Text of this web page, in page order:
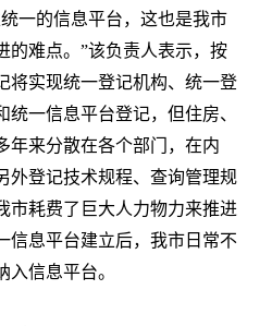
一的信息平台，这也是我市
的难点。”该负责人表示，按
将实现统一登记机构、统一登
一信息平台登记，但住房、
年来分散在各个部门，在内
外登记技术规程、查询管理规
市耗费了巨大人力物力来推进
信息平台建立后，我市日常不
信息平台。